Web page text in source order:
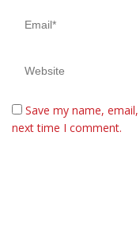
Save my name,
next time I comment.